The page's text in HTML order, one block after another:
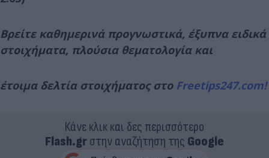
Βρείτε καθημερινά προγνωστικά, έξυπνα ειδικά
στοιχήματα, πλούσια θεματολογία και
έτοιμα δελτία στοιχήματος στο Freetips247.com!
Κάνε κλικ και δες περισσότερο
Flash.grστην αναζήτηση της Google